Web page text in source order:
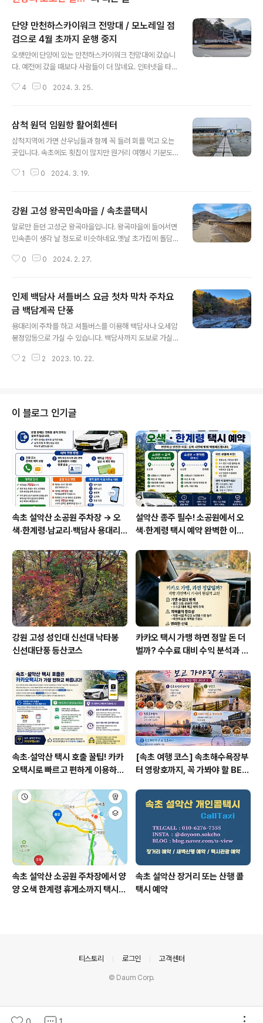
단양 만천하스카이워크 전망대 / 모노레일 점
검으로 4월 초까지 운행 중지
오랫만에 단양에 있는 만천하스카이워크 전망대에 갔습니
다. 예전에 갔을 때보다 사람들이 더 많네요. 인터넷을 타고
네요. 주차도 5주차장에 주차를 하는 것보다 2주차장이나
면 몇걸음 가지 않아 매표소 있구로 갈 수 있고, 로타리에
만천하스카이워크 표지판에 크게 세워져 있습니다. 3주차
장에 주차를 할 경우 로터리 표지판 좌측으로 가면 매표소
천하스카이워크 전망대가 훤히 보입니다. 이 곳에서 매표
4 0 2024. 3. 25.
삼척 원덕 임원항 활어회센터
삼척지역에 가면 산우님들과 함께 꼭 들려 회를 먹고 오는
곳입니다. 속초에도 횟집이 많지만 원거리 여행시 기분도
은 많은 사람들에게 알려져 실속 있게 회를 드시는 분들에
에서도 많은 사람들에게 만족감을 선사하는 곳이기도 합니
다. 분위기와 찾아가는 집에 따라 조금씩 다르기 때에 꼭 어
디가 좋다라는 표현은 크게 도움이 되지 않습니다. 이곳에
바로 들어가지 마시고, 우측 수로 옆에 주차를 하고 징검다
1 0 2024. 3. 19.
강원 고성 왕곡민속마을 / 속초콜택시
말로만 듣던 고성군 왕곡마을입니다. 왕곡마을에 들어서면
민속촌이 생각 날 정도로 비슷하네요.옛날 초가집에 돌담
요.이런 집에 사람들이 살아가고 있는게 더 흥미롭더군요.
쌓은 돌담이 왠지 모르게 정감이 가네요.교과서에나 나올
법한 민속마을입니다.큰그네가 있기는 한데, 겨울이라 그
런지 노란띠로 접근을 막고 있고, 길게 늘어 선 그네줄은 나
무기둥 옆에 붙들어 매 놓았습니다. 담위로 삐죽이 솟아 오
는 왕곡 민속마을과 뒤로는 오봉산이 자리 잡고 있어 멀리
0 0 2024. 2. 27.
인제 백담사 셔틀버스 요금 첫차 막차 주차요
금 백담계곡 단풍
용대리에 주차를 하고 셔틀버스를 이용해 백담사나 오세암
봉정암등으로 가실 수 있습니다. 백담사까지 도보로 가실
에 목적을 가지고 오셨다가 시간을 단축하기 위해서 대부
주차장에서 인제 용대리 백담 주차장까지 막차는 저녁 7시
까지 입니다. 배차시간은 30분 간격으로 운영이 원칙이나
요즘 같이 가을 단풍철에는 33인승 버스가 인원만 차면 계
속해서 대기시간 없이 출발을 하며 버스 운행도로가 험해
서 입석은 허용되지 않습니다. 주차요금 1. 승용차 기준 최
초 3시간 3000원이고 이후 시간당 1..
2 2 2023. 10. 22.
이 블로그 인기글
속초 설악산 소공원 주차장 → 오
색·한계령·남교리·백담사 용대리
설악산 종주 필수! 소공원에서 오
색·한계령 택시 예약 완벽한 이용
강원 고성 성인대 신선대 낙타봉
신선대단풍 등산코스
카카오 택시 가맹 하면 정말 돈 더
벌까? 수수료 대비 수익 분석과 비
속초·설악산 택시 호출 꿀팁! 카카
오택시로 빠르고 편하게 이용하는
[속초 여행 코스] 속초해수욕장부
터 영랑호까지, 꼭 가봐야 할 BES
속초 설악산 소공원 주차장에서 양
양 오색 한계령 휴게소까지 택시예
속초 설악산 장거리 또는 산행 콜
택시 예약
티스토리 로그인 고객센터
© Daum Corp.